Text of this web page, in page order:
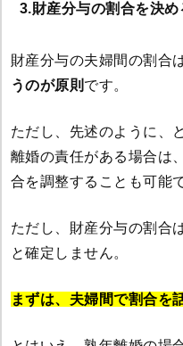
3.財産分与の割合を決め
財産分与の夫婦間の割合は
うのが原則 です。
ただし、先述のように、
離婚の責任がある場合は
合を調整することも可能
ただし、財産分与の割合
と確定しません。
まずは、夫婦間で割合を